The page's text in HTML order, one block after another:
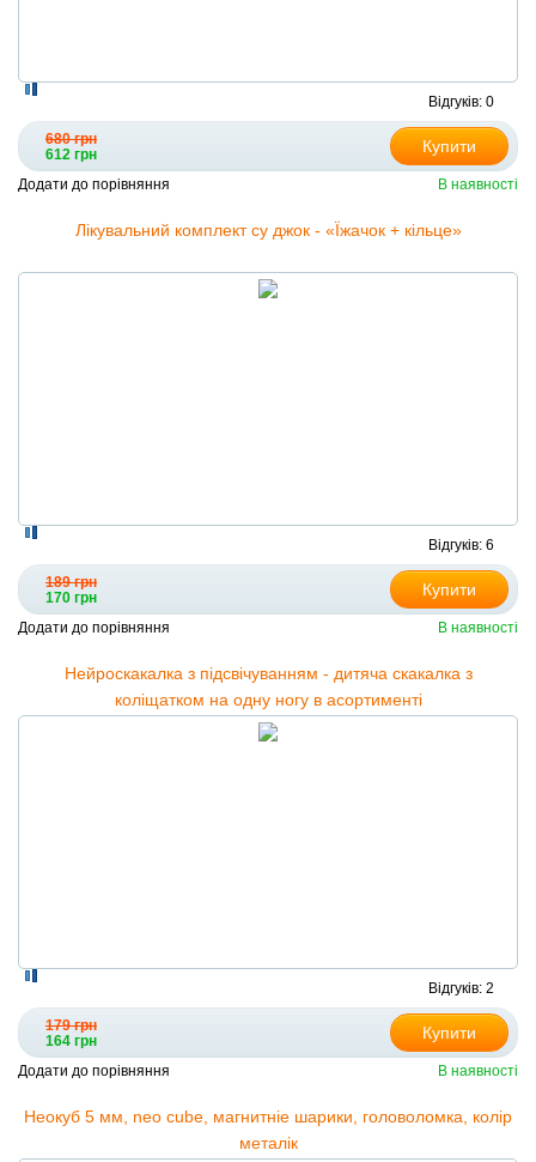
Відгуків: 0
680 грн
612 грн
Купити
Додати до порівняння В наявності
Лікувальний комплект су джок - «Їжачок + кільце»
Відгуків: 6
189 грн
170 грн
Купити
Додати до порівняння В наявності
Нейроскакалка з підсвічуванням - дитяча скакалка з
коліщатком на одну ногу в асортименті
Відгуків: 2
179 грн
164 грн
Купити
Додати до порівняння В наявності
Неокуб 5 мм, neo cube, магнитніе шарики, головоломка, колір
металік